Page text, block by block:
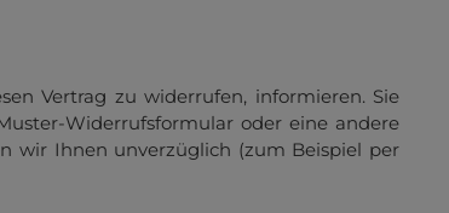
Vertrag zu widerrufen, informieren. Sie
Widerrufsformular oder eine andere
wir Ihnen unverzüglich (zum Beispiel per